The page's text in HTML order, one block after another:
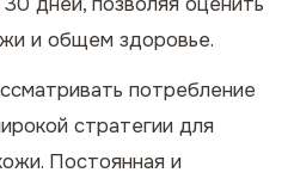
и общем здоровье.
потребление
стратегии для
Постоянная и